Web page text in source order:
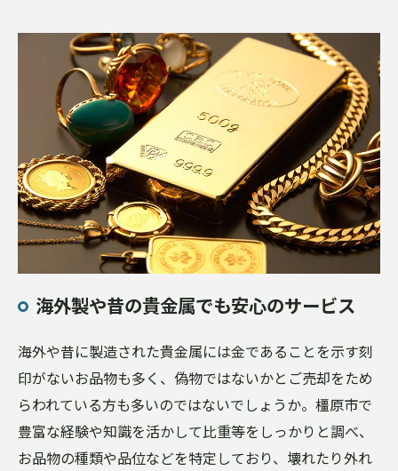
海外製や昔の貴金属でも安心のサービス
海外や昔に製造された貴金属には金であることを示す刻
印がないお品物も多く、偽物ではないかとご売却をため
らわれている方も多いのではないでしょうか。橿原市で
豊富な経験や知識を活かして比重等をしっかりと調べ、
お品物の種類や品位などを特定しており、壊れたり外れ